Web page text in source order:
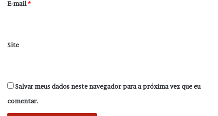
*
E-mail*
Site
Salvar meus dados neste navegador para a próxima vez que eu
comentar.